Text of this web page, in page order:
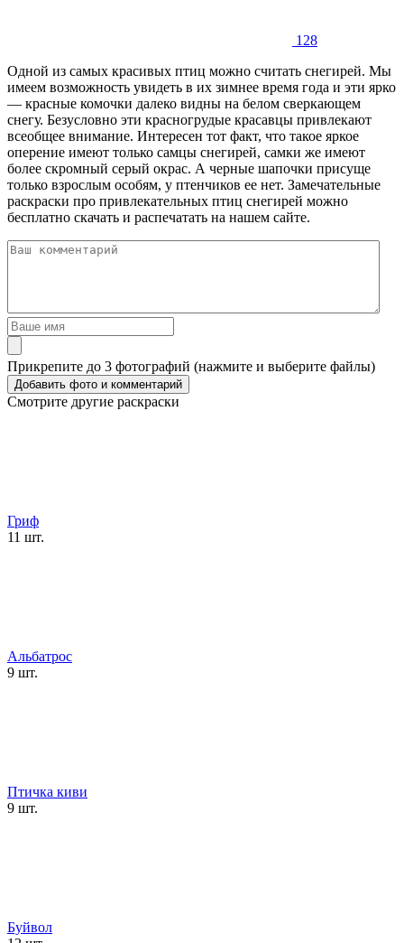
128
Одной из самых красивых птиц можно считать снегирей. Мы
имеем возможность увидеть в их зимнее время года и эти ярко
— красные комочки далеко видны на белом сверкающем
снегу. Безусловно эти красногрудые красавцы привлекают
всеобщее внимание. Интересен тот факт, что такое яркое
оперение имеют только самцы снегирей, самки же имеют
более скромный серый окрас. А черные шапочки присуще
только взрослым особям, у птенчиков ее нет. Замечательные
раскраски про привлекательных птиц снегирей можно
бесплатно скачать и распечатать на нашем сайте.
Прикрепите до 3 фотографий (нажмите и выберите файлы)
Смотрите другие раскраски
Гриф
11 шт.
Альбатрос
9 шт.
Птичка киви
9 шт.
Буйвол